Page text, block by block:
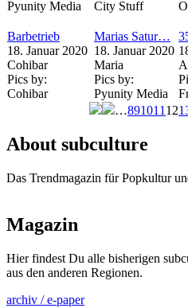
Pyunity Media
City Stuff
Barbetrieb
18. Januar 2020
Cohibar
Pics by:
Cohibar
Marias Satur…
18. Januar 2020
Maria
Pics by:
Pyunity Media
…891011 12
About subculture
Das Trendmagazin für Popkultur
Magazin
Hier findest Du alle bisherigen
aus den anderen Regionen.
archiv / e-paper